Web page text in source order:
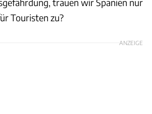
Touristen zu?
ANZEIGE